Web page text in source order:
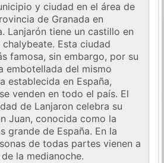
y ciudad en el área de
de Granada en
Lanjarón tiene un castillo en
Esta ciudad
famosa, sin embargo, por su
embotellada del mismo
establecida en España,
venden en todo el país. El
de Lanjaron celebra su
Juan, conocida como la
grande de España. En la
de todas partes vienen a
la medianoche.